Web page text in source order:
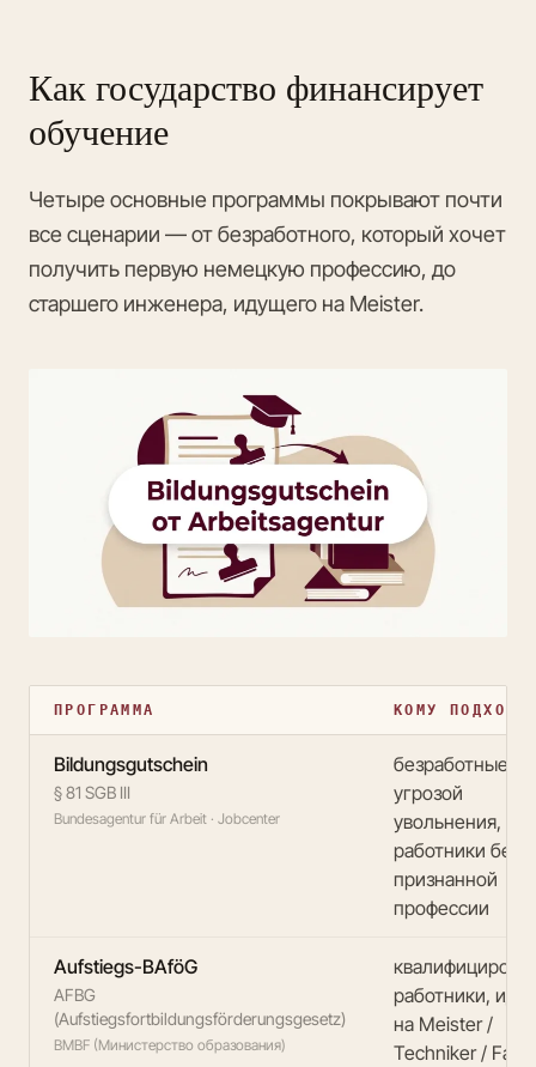
Как государство финансирует
обучение
Четыре основные программы покрывают почти
все сценарии — от безработного, который хочет
получить первую немецкую профессию, до
старшего инженера, идущего на Meister.
ПРОГРАММА КОМУ
Bildungsgutschein
§ 81 SGB III
Bundesagentur für Arbeit · Jobcenter
безработные,
угрозой
увольнения,
работники без
признанной
профессии
Aufstiegs-BAföG
AFBG
(Aufstiegsfortbildungsförderungsgesetz)
BMBF (Министерство образования)
работники,
на Meister /
Techniker /